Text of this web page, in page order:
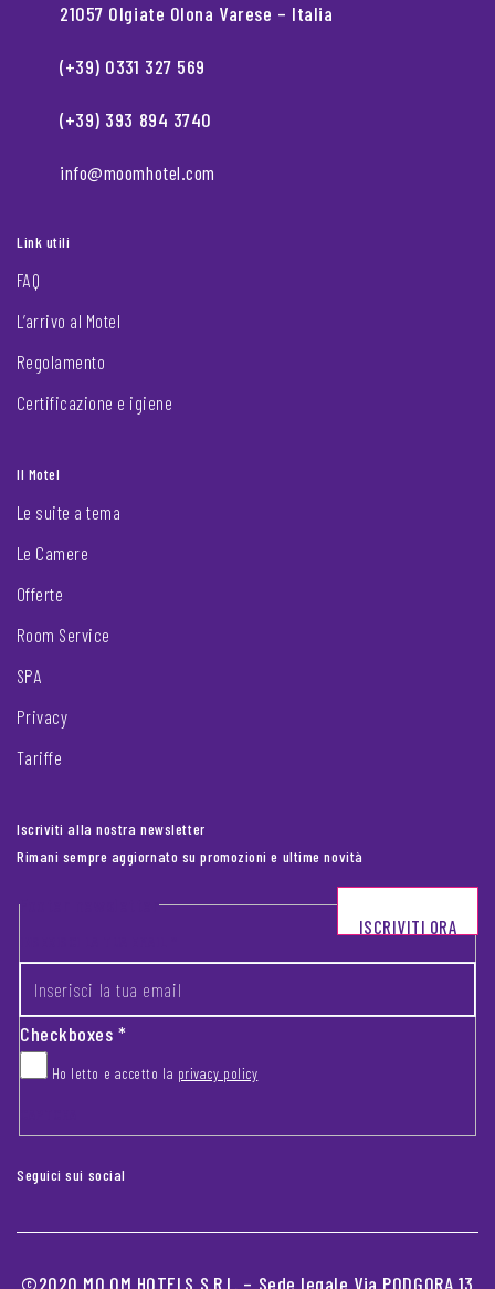
21057 Olgiate Olona Varese – Italia
(+39) 0331 327 569
(+39) 393 894 3740
info@moomhotel.com
Link utili
FAQ
L’arrivo al Motel
Regolamento
Certificazione e igiene
Il Motel
Le suite a tema
Le Camere
Offerte
Room Service
SPA
Privacy
Tariffe
Iscriviti alla nostra newsletter
Rimani sempre aggiornato su promozioni e ultime novità
Footer newsletter
Checkboxes*
Ho letto e accetto la privacy policy
ISCRIVITI ORA
Seguici sui social
©2020 MO.OM HOTELS S.R.L. – Sede legale Via PODGORA 13